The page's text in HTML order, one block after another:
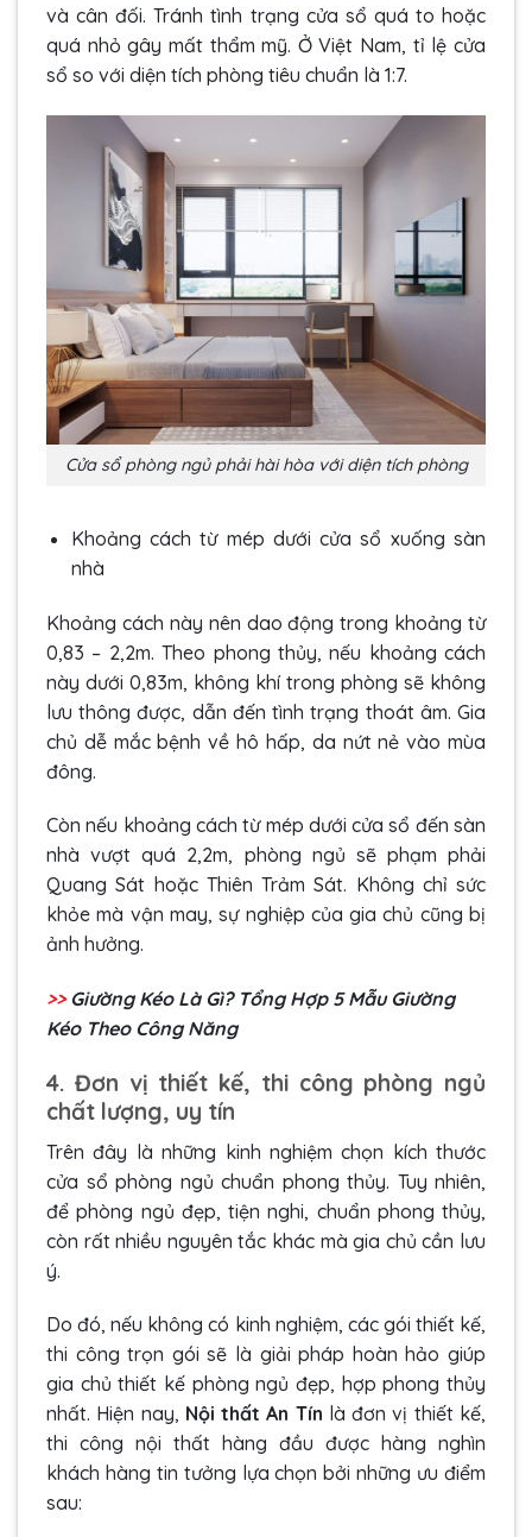
và cân đối. Tránh tình trạng cửa sổ quá to hoặc
quá nhỏ gây mất thẩm mỹ. Ở Việt Nam, tỉ lệ cửa
sổ so với diện tích phòng tiêu chuẩn là 1:7.
Cửa sổ phòng ngủ phải hài hòa với diện tích phòng
Khoảng cách từ mép dưới cửa sổ xuống sàn
nhà
Khoảng cách này nên dao động trong khoảng từ
0,83 – 2,2m. Theo phong thủy, nếu khoảng cách
này dưới 0,83m, không khí trong phòng sẽ không
lưu thông được, dẫn đến tình trạng thoát âm. Gia
chủ dễ mắc bệnh về hô hấp, da nứt nẻ vào mùa
đông.
Còn nếu khoảng cách từ mép dưới cửa sổ đến sàn
nhà vượt quá 2,2m, phòng ngủ sẽ phạm phải
Quang Sát hoặc Thiên Trảm Sát. Không chỉ sức
khỏe mà vận may, sự nghiệp của gia chủ cũng bị
ảnh hưởng.
>> Giường Kéo Là Gì? Tổng Hợp 5 Mẫu Giường
Kéo Theo Công Năng
4. Đơn vị thiết kế, thi công phòng ngủ
chất lượng, uy tín
Trên đây là những kinh nghiệm chọn kích thước
cửa sổ phòng ngủ chuẩn phong thủy. Tuy nhiên,
để phòng ngủ đẹp, tiện nghi, chuẩn phong thủy,
còn rất nhiều nguyên tắc khác mà gia chủ cần lưu
ý.
Do đó, nếu không có kinh nghiệm, các gói thiết kế,
thi công trọn gói sẽ là giải pháp hoàn hảo giúp
gia chủ thiết kế phòng ngủ đẹp, hợp phong thủy
nhất. Hiện nay, Nội thất An Tín là đơn vị thiết kế,
thi công nội thất hàng đầu được hàng nghìn
khách hàng tin tưởng lựa chọn bởi những ưu điểm
sau: